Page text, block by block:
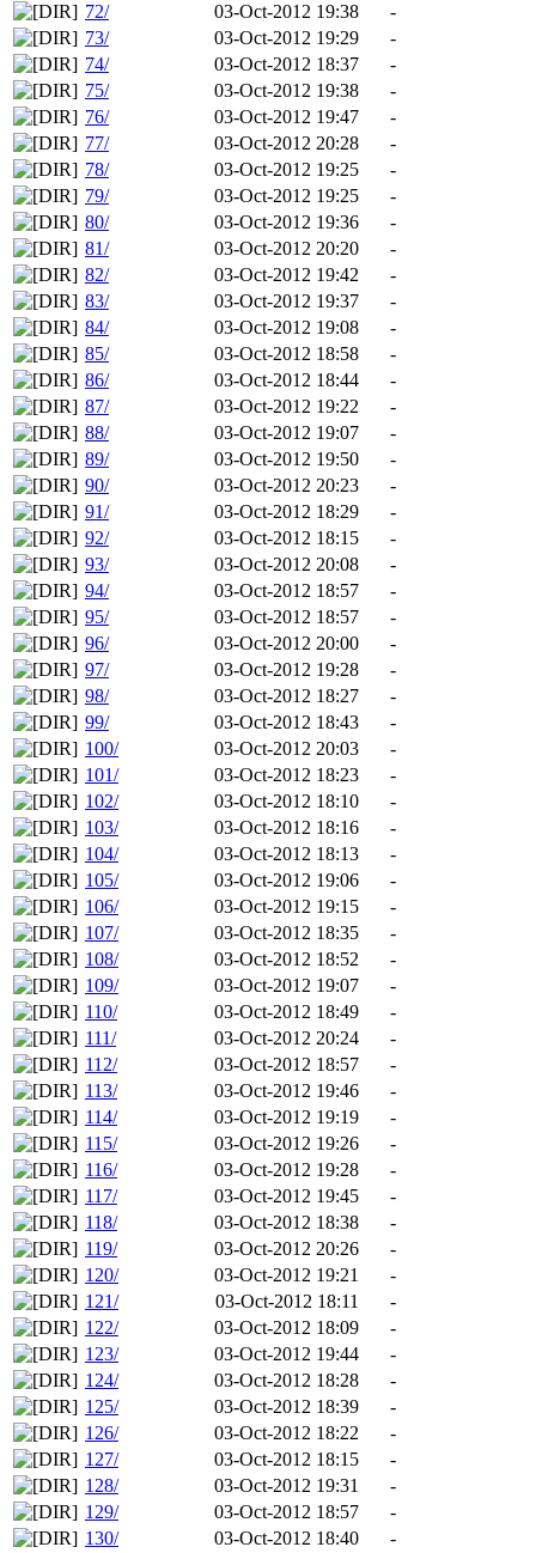
72/
03-Oct-2012 19:38
-
73/
03-Oct-2012 19:29
-
74/
03-Oct-2012 18:37
-
75/
03-Oct-2012 19:38
-
76/
03-Oct-2012 19:47
-
77/
03-Oct-2012 20:28
-
78/
03-Oct-2012 19:25
-
79/
03-Oct-2012 19:25
-
80/
03-Oct-2012 19:36
-
81/
03-Oct-2012 20:20
-
82/
03-Oct-2012 19:42
-
83/
03-Oct-2012 19:37
-
84/
03-Oct-2012 19:08
-
85/
03-Oct-2012 18:58
-
86/
03-Oct-2012 18:44
-
87/
03-Oct-2012 19:22
-
88/
03-Oct-2012 19:07
-
89/
03-Oct-2012 19:50
-
90/
03-Oct-2012 20:23
-
91/
03-Oct-2012 18:29
-
92/
03-Oct-2012 18:15
-
93/
03-Oct-2012 20:08
-
94/
03-Oct-2012 18:57
-
95/
03-Oct-2012 18:57
-
96/
03-Oct-2012 20:00
-
97/
03-Oct-2012 19:28
-
98/
03-Oct-2012 18:27
-
99/
03-Oct-2012 18:43
-
100/
03-Oct-2012 20:03
-
101/
03-Oct-2012 18:23
-
102/
03-Oct-2012 18:10
-
103/
03-Oct-2012 18:16
-
104/
03-Oct-2012 18:13
-
105/
03-Oct-2012 19:06
-
106/
03-Oct-2012 19:15
-
107/
03-Oct-2012 18:35
-
108/
03-Oct-2012 18:52
-
109/
03-Oct-2012 19:07
-
110/
03-Oct-2012 18:49
-
111/
03-Oct-2012 20:24
-
112/
03-Oct-2012 18:57
-
113/
03-Oct-2012 19:46
-
114/
03-Oct-2012 19:19
-
115/
03-Oct-2012 19:26
-
116/
03-Oct-2012 19:28
-
117/
03-Oct-2012 19:45
-
118/
03-Oct-2012 18:38
-
119/
03-Oct-2012 20:26
-
120/
03-Oct-2012 19:21
-
121/
03-Oct-2012 18:11
-
122/
03-Oct-2012 18:09
-
123/
03-Oct-2012 19:44
-
124/
03-Oct-2012 18:28
-
125/
03-Oct-2012 18:39
-
126/
03-Oct-2012 18:22
-
127/
03-Oct-2012 18:15
-
128/
03-Oct-2012 19:31
-
129/
03-Oct-2012 18:57
-
130/
03-Oct-2012 18:40
-